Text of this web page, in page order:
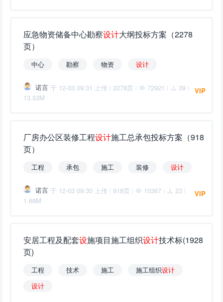
应急物资储备中心勘察设计大纲投标方案（2278
页）
中心 勘察 物资 设计
诺言 于 12-03 09:31 上传 | 2278页 | 72921 | 39 |
13.53M
VIP
厂房办公区装修工程设计施工总承包投标方案（918
页）
工程 承包 施工 装修 设计
诺言 于 12-03 09:30 上传 | 918页 | 10367 | 23 |
1.68M
VIP
安居工程及配套设施项目施工组织设计技术标(1928
页)
工程 技术 施工 施工组织设计
设计